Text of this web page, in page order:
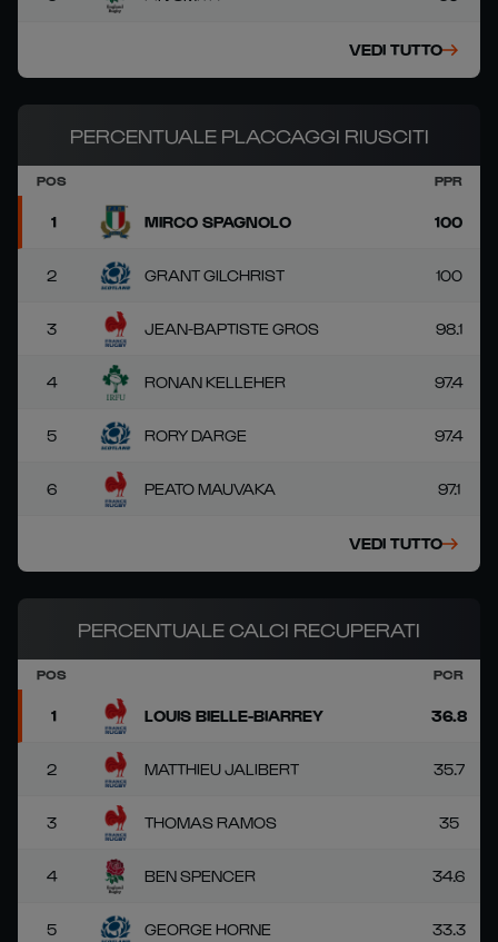
VEDI TUTTO
PERCENTUALE PLACCAGGI RIUSCITI
POS PPR
1 MIRCO SPAGNOLO 100
2 GRANT GILCHRIST 100
3 JEAN-BAPTISTE GROS 98.1
4 RONAN KELLEHER 97.4
5 RORY DARGE 97.4
6 PEATO MAUVAKA 97.1
VEDI TUTTO
PERCENTUALE CALCI RECUPERATI
POS PCR
1 LOUIS BIELLE-BIARREY 36.8
2 MATTHIEU JALIBERT 35.7
3 THOMAS RAMOS 35
4 BEN SPENCER 34.6
5 GEORGE HORNE 33.3